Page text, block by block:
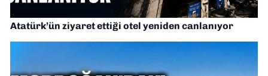
Atatürk’ün ziyaret ettiği otel yeniden canlanıyor